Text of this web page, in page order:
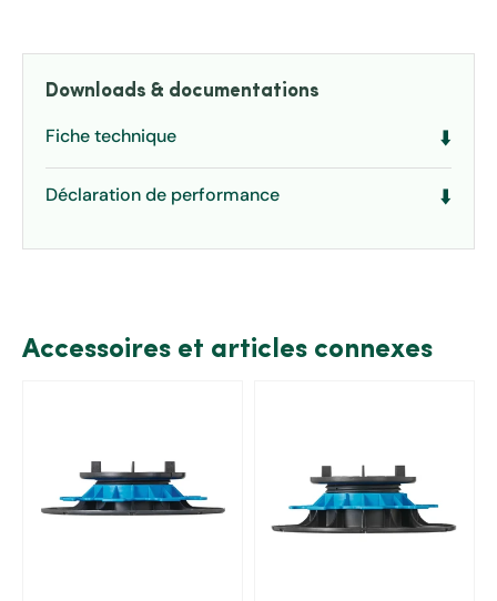
Downloads & documentations
Fiche technique ⬇️
Déclaration de performance ⬇️
Accessoires et articles connexes